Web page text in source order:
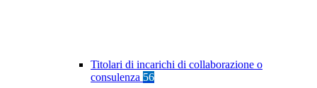
Titolari di incarichi di collaborazione o
consulenza 56